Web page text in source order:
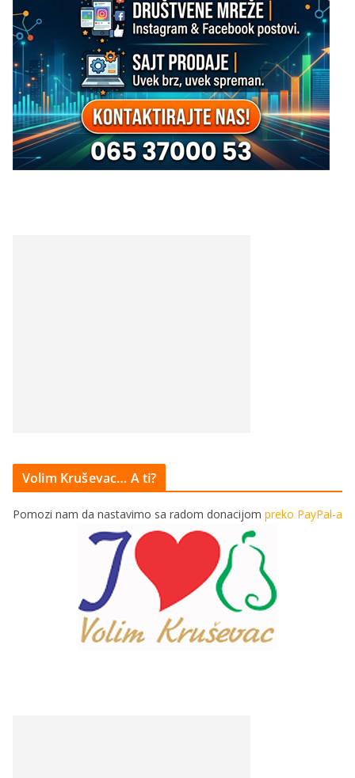
Volim Kruševac… A ti?
Pomozi nam da nastavimo sa radom donacijom preko PayPal-a